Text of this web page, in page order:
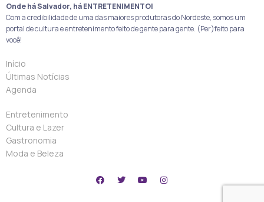
Onde há Salvador, há ENTRETENIMENTO!
Com a credibilidade de uma das maiores produtoras do Nordeste, somos um
portal de cultura e entretenimento feito de gente para gente. (Per)feito para
você!
Início
Últimas Notícias
Agenda
Entretenimento
Cultura e Lazer
Gastronomia
Moda e Beleza